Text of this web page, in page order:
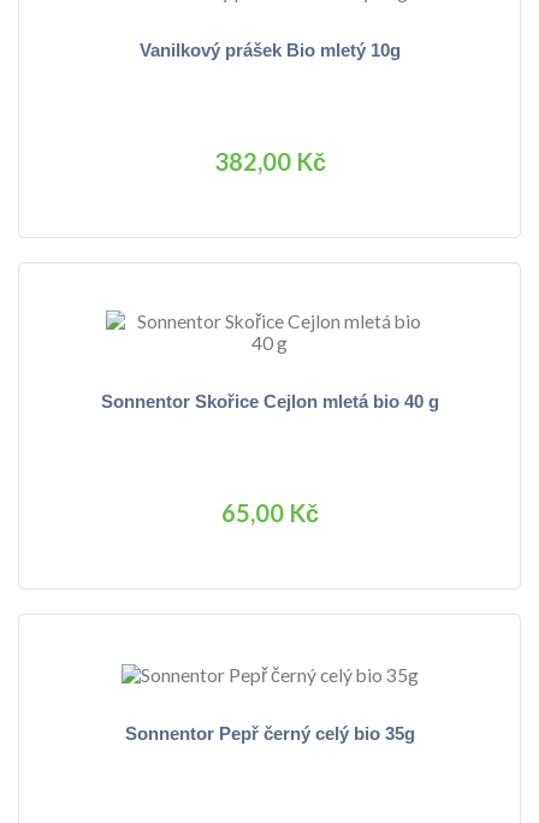
Vanilkový prášek Bio mletý 10g
382,00 Kč
Sonnentor Skořice Cejlon mletá bio 40 g
65,00 Kč
Sonnentor Pepř černý celý bio 35g